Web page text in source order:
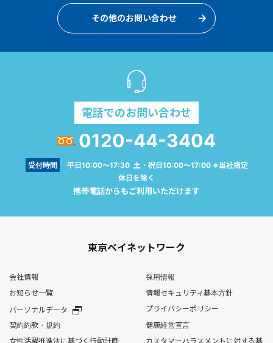
その他のお問い合わせ
電話でのお問い合わせ
0120-44-3404
受付時間
平日10:00～17:30 土・祝日10:00～17:00 ※当社指定
休日を除く
携帯電話からもご利用いただけます
東京ベイネットワーク
会社情報
採用情報
お知らせ一覧
情報セキュリティ基本方針
パーソナルデータ
プライバシーポリシー
契約約款・規約
健康経営宣言
女性活躍推進法に基づく行動計画
カスタマーハラスメントに対する基